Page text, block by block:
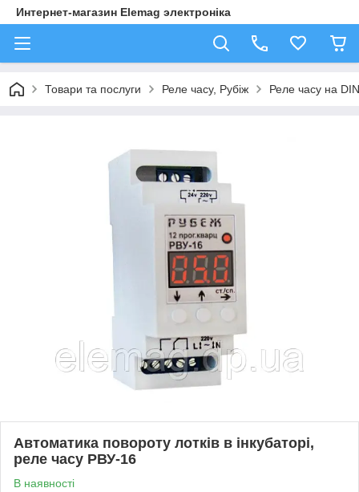
Интернет-магазин Elemag электроніка
Товари та послуги Реле часу, Рубіж Реле часу на
Автоматика повороту лотків в інкубаторі,
реле часу РВУ-16
В наявності